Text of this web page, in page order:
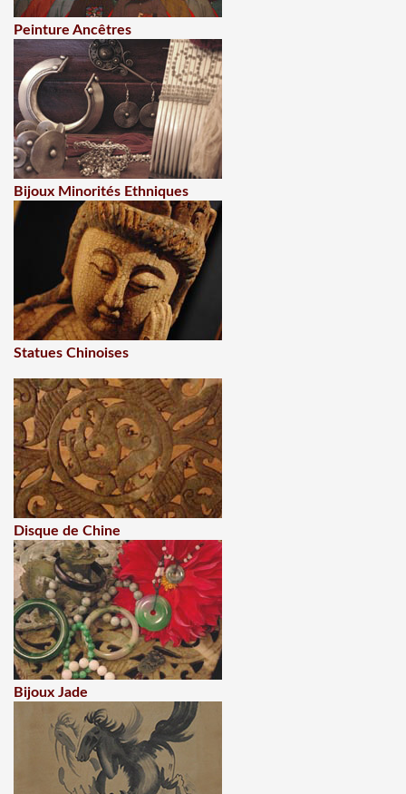
Peinture Ancêtres
Bijoux Minorités Ethniques
Statues Chinoises
Disque de Chine
Bijoux Jade